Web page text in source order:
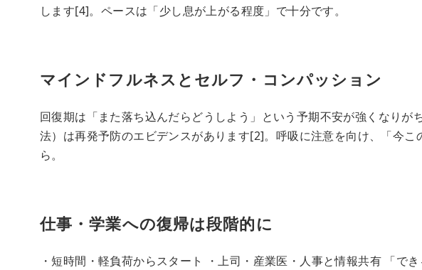
します[4]。ペースは「少し息が上がる程度」で十分です。
マインドフルネスとセルフ・コンパッション
回復期は「また落ち込んだらどうしよう」という予期不安が強くなりが
法）は再発予防のエビデンスがあります[2]。呼吸に注意を向け、「今
ら。
仕事・学業への復帰は段階的に
・短時間・軽負荷からスタート ・上司・産業医・人事と情報共有 「で